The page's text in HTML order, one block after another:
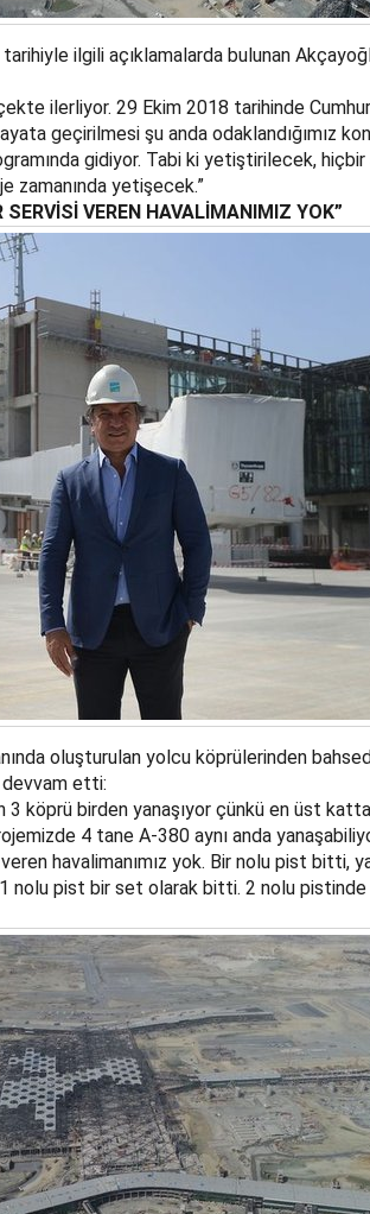
tarihiyle ilgili açıklamalarda bulunan
ilerliyor. 29 Ekim 2018 tarihinde
geçirilmesi şu anda odaklandığımız
gidiyor. Tabi ki yetiştirilecek,
zamanında yetişecek.”
SERVİSİ VEREN HAVALİMANIMIZ YOK”
oluşturulan yolcu köprülerinden
devvam etti:
3 köprü birden yanaşıyor çünkü en üst
4 tane A-380 aynı anda
havalimanımız yok. Bir nolu pist bitti,
nolu pist bir set olarak bitti. 2 nolu